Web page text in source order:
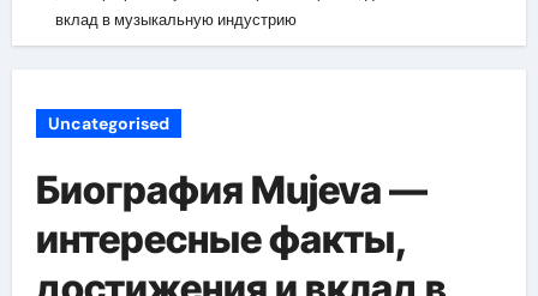
вклад в музыкальную индустрию
Uncategorised
Биография Mujeva —
интересные факты,